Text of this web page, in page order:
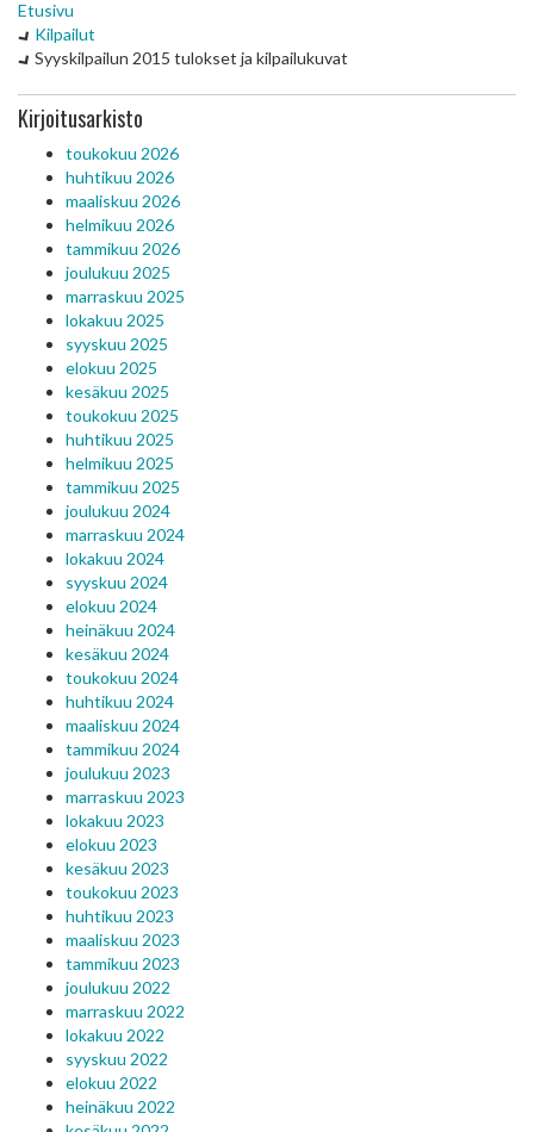
Etusivu
Kilpailut
Syyskilpailun 2015 tulokset ja kilpailukuvat
Kirjoitusarkisto
toukokuu 2026
huhtikuu 2026
maaliskuu 2026
helmikuu 2026
tammikuu 2026
joulukuu 2025
marraskuu 2025
lokakuu 2025
syyskuu 2025
elokuu 2025
kesäkuu 2025
toukokuu 2025
huhtikuu 2025
helmikuu 2025
tammikuu 2025
joulukuu 2024
marraskuu 2024
lokakuu 2024
syyskuu 2024
elokuu 2024
heinäkuu 2024
kesäkuu 2024
toukokuu 2024
huhtikuu 2024
maaliskuu 2024
tammikuu 2024
joulukuu 2023
marraskuu 2023
lokakuu 2023
elokuu 2023
kesäkuu 2023
toukokuu 2023
huhtikuu 2023
maaliskuu 2023
tammikuu 2023
joulukuu 2022
marraskuu 2022
lokakuu 2022
syyskuu 2022
elokuu 2022
heinäkuu 2022